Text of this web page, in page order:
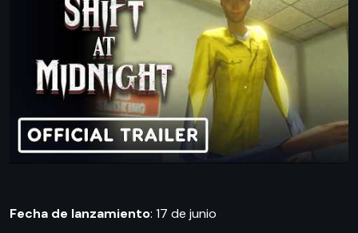
Fecha de lanzamiento: 17 de junio